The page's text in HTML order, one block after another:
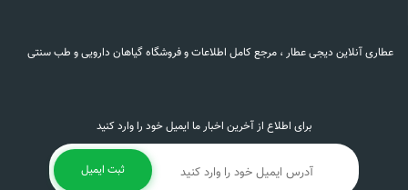
برای اطلاع از آخرین اخبار ما ایمیل خود را وارد کنید
ثبت ایمیل
عطاری آنلاین دیجی عطار ، مرجع کامل اطلاعات و فروشگاه گیاهان دارویی و طب سنتی